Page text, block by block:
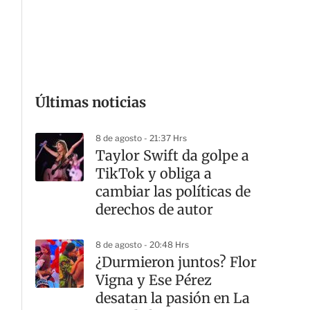
Últimas noticias
8 de agosto - 21:37 Hrs
Taylor Swift da golpe a
TikTok y obliga a
cambiar las políticas de
derechos de autor
8 de agosto - 20:48 Hrs
¿Durmieron juntos? Flor
Vigna y Ese Pérez
desatan la pasión en La